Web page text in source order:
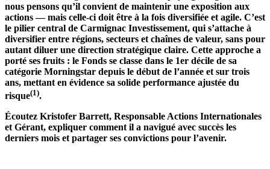
nous pensons qu’il convient de maintenir une exposition aux
actions — mais celle-ci doit être à la fois diversifiée et agile. C’est
le pilier central de Carmignac Investissement, qui s’attache à
diversifier entre régions, secteurs et chaînes de valeur, sans pour
autant diluer une direction stratégique claire. Cette approche a
porté ses fruits : le Fonds se classe dans le 1er décile de sa
catégorie Morningstar depuis le début de l’année et sur trois
ans, mettant en évidence sa solide performance ajustée du
risque(1).
Écoutez Kristofer Barrett, Responsable Actions Internationales
et Gérant, expliquer comment il a navigué avec succès les
derniers mois et partager ses convictions pour l’avenir.